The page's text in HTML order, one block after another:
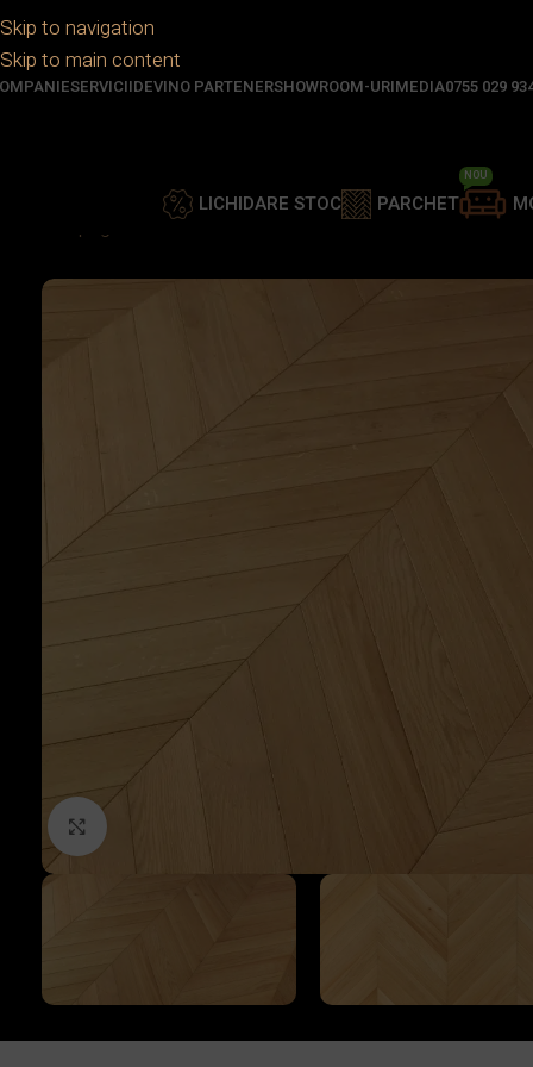
Skip to navigation
Skip to main content
SERVICIIDEVINO PARTENERSHOWROOM-URIMEDIA0755 029
LICHIDARE STOC PARCHET
NOU
Prima pagină Parchet Parchet lemn stratificat HP –